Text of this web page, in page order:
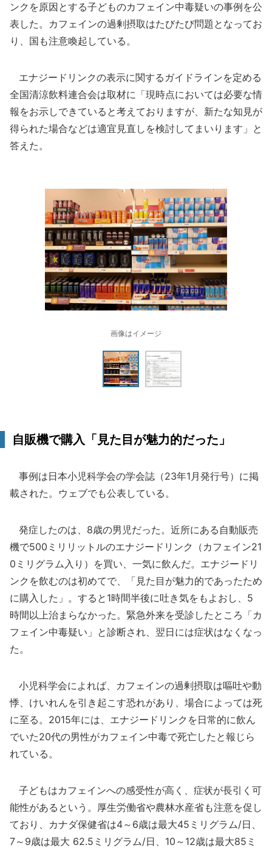
ンクを原因とする子どものカフェイン中毒疑いの事例を公
表した。カフェインの過剰摂取はたびたび問題となってお
り、国も注意喚起している。
エナジードリンクの表示に関するガイドラインを定める
全国清涼飲料連合会は取材に「現時点においては必要な情
報をお示しできていると考えておりますが、新たな知見が
得られた場合などは適宜見直しを検討してまいります」と
答えた。
画像はイメージ
自販機で購入「見た目が魅力的だった」
事例は日本小児科学会の学会誌（23年1月発行号）に掲
載された。ウェブでも公表している。
発症したのは、8歳の男児だった。近所にある自動販売
機で500ミリリットルのエナジードリンク（カフェイン21
0ミリグラム入り）を買い、一気に飲んだ。エナジードリ
ンクを飲むのは初めてで、「見た目が魅力的であったため
に購入した」。すると1時間半後に吐き気をもよおし、5
時間以上治まらなかった。緊急外来を受診したところ「カ
フェイン中毒疑い」と診断され、翌日には症状はなくなっ
た。
小児科学会によれば、カフェインの過剰摂取は嘔吐や動
悸、けいれんを引き起こす恐れがあり、場合によっては死
に至る。2015年には、エナジードリンクを日常的に飲ん
でいた20代の男性がカフェイン中毒で死亡したと報じら
れている。
子どもはカフェインへの感受性が高く、症状が長引く可
能性があるという。厚生労働省や農林水産省も注意を促し
ており、カナダ保健省は4～6歳は最大45ミリグラム/日、
7～9歳は最大 62.5ミリグラム/日、10～12歳は最大85ミ